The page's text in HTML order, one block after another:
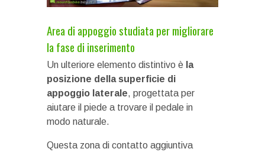
Area di appoggio studiata per migliorare
la fase di inserimento
Un ulteriore elemento distintivo è la
posizione della superficie di
appoggio laterale, progettata per
aiutare il piede a trovare il pedale in
modo naturale.
Questa zona di contatto aggiuntiva